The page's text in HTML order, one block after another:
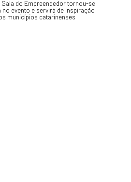
Sala do Empreendedor tornou-se
no evento e servirá de inspiração
municípios catarinenses